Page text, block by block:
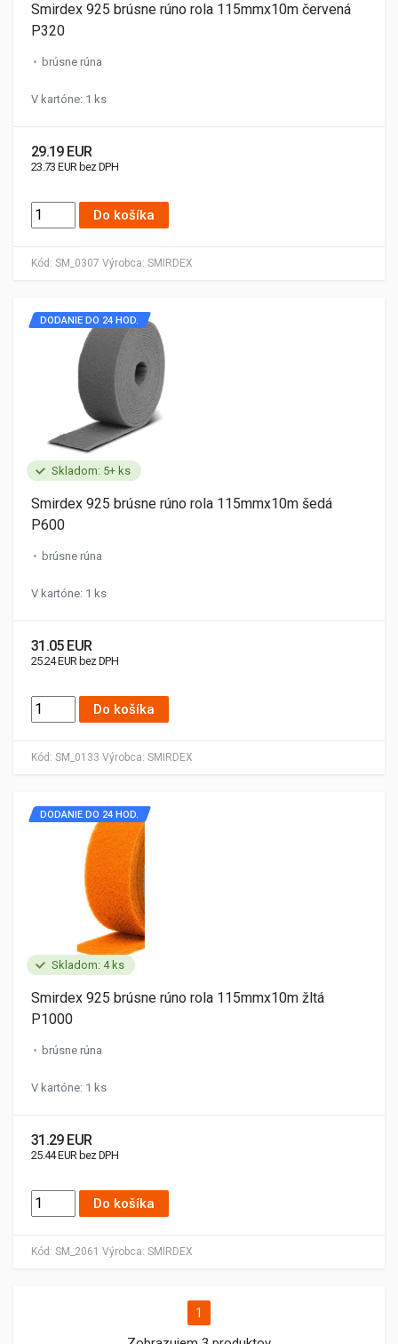
Kód: SM_0307 Výrobca: SMIRDEX
Smirdex 925 brúsne rúno rola 115mmx10m červená
P320
brúsne rúna
V kartóne: 1 ks
29.19 EUR
23.73 EUR bez DPH
Do košíka
Skladom: 5+ ks
Kód: SM_0133 Výrobca: SMIRDEX
DODANIE DO 24 HOD.
Smirdex 925 brúsne rúno rola 115mmx10m šedá
P600
brúsne rúna
V kartóne: 1 ks
31.05 EUR
25.24 EUR bez DPH
Do košíka
Skladom: 4 ks
Kód: SM_2061 Výrobca: SMIRDEX
DODANIE DO 24 HOD.
Smirdex 925 brúsne rúno rola 115mmx10m žltá
P1000
brúsne rúna
V kartóne: 1 ks
31.29 EUR
25.44 EUR bez DPH
Do košíka
1